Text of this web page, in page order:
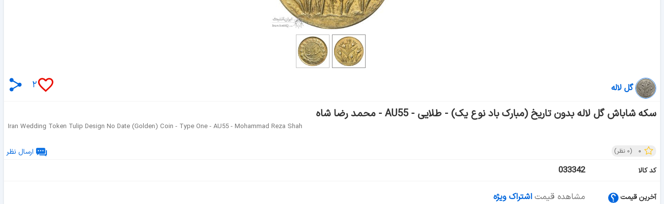
۲ گل لاله
سکه شاباش گل لاله بدون تاریخ (مبارک باد نوع یک) - طلایی - AU55 - محمد رضا شاه
Iran Wedding Token Tulip Design No Date (Golden) Coin - Type One - AU55 - Mohammad Reza Shah
۰ (۰ نظر)
ارسال نظر
کد کالا
033342
آخرین قیمت مشاهده قیمت اشتراک ویژه